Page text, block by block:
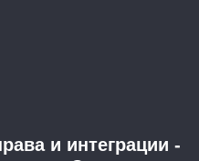
и интеграции -